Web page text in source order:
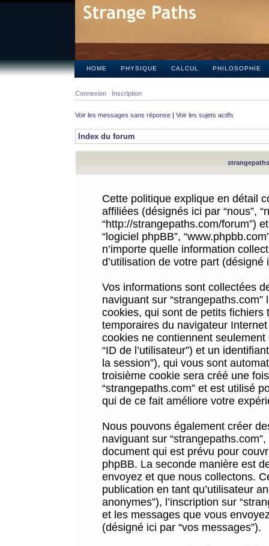
HOME PHYSIQUE CALCUL PHILOSOPHIE
Connexion Inscription
Voir les messages sans réponse | Voir les sujets actifs
Index du forum
Cette politique explique en détail
affiliées (désignés ici par “nous”,
“http://strangepaths.com/forum”)
“logiciel phpBB”,
n’importe quelle information
d’utilisation de votre part (désigné
Vos informations sont collectées
naviguant sur
cookies, qui sont de petits
temporaires du navigateur
cookies ne contiennent
“ID de l’utilisateur”) et un
la session”), qui vous sont
troisième cookie sera créé une
“strangepaths.com” et est utilisé
qui de ce fait améliore votre
Nous pouvons également créer
naviguant sur
document qui est prévu pour
phpBB. La seconde manière est
envoyez et que nous collectons.
publication en tant qu’utilisateur
anonymes”), l’inscription sur
et les messages que vous
(désigné ici par “vos messages”).